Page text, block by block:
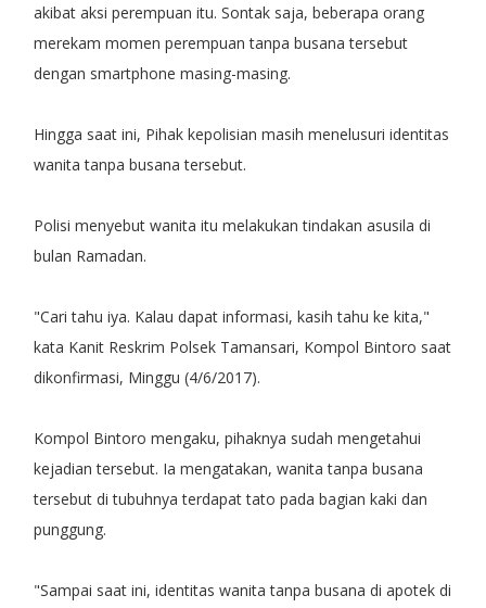
akibat aksi perempuan itu. Sontak saja, beberapa orang
merekam momen perempuan tanpa busana tersebut
dengan smartphone masing-masing.
Hingga saat ini, Pihak kepolisian masih menelusuri identitas
wanita tanpa busana tersebut.
Polisi menyebut wanita itu melakukan tindakan asusila di
bulan Ramadan.
"Cari tahu iya. Kalau dapat informasi, kasih tahu ke kita,"
kata Kanit Reskrim Polsek Tamansari, Kompol Bintoro saat
dikonfirmasi, Minggu (4/6/2017).
Kompol Bintoro mengaku, pihaknya sudah mengetahui
kejadian tersebut. Ia mengatakan, wanita tanpa busana
tersebut di tubuhnya terdapat tato pada bagian kaki dan
punggung.
"Sampai saat ini, identitas wanita tanpa busana di apotek di